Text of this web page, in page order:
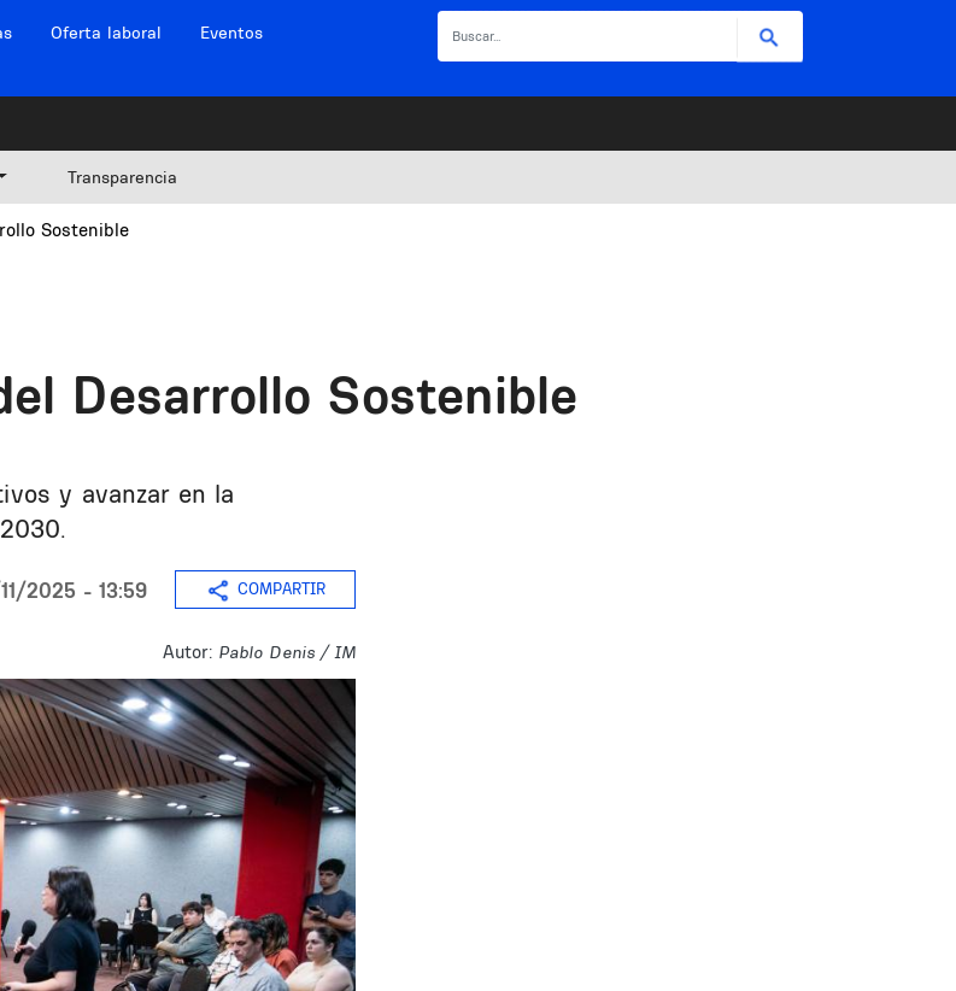
Oferta laboral Eventos
Transparencia
Sostenible
Desarrollo Sostenible
y avanzar en la
2025 - 13:59 COMPARTIR
Autor: Pablo Denis / IM